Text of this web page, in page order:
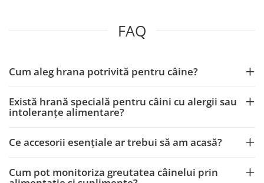
FAQ
Cum aleg hrana potrivită pentru câine?
Există hrană specială pentru câini cu alergii sau
intoleranțe alimentare?
Ce accesorii esențiale ar trebui să am acasă?
Cum pot monitoriza greutatea câinelui prin